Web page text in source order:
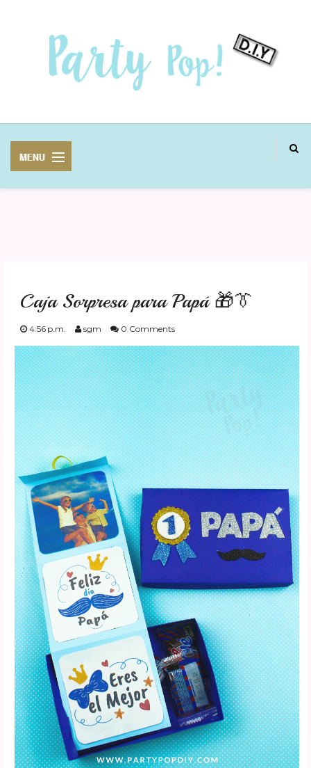
FESTIVIDADES
PLANTILLAS
US ENGLISH
PRIVATE POLICY
Caja Sorpresa para Papá 🎁👔
4:56 p.m. sgm 0 Comments